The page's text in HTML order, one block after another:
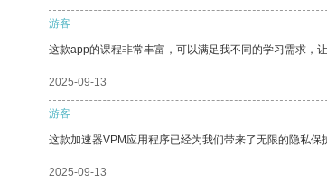
游客
这款app的课程非常丰富，可以满足我不同的学习需求，
2025-09-13
游客
这款加速器VPM应用程序已经为我们带来了无限的隐私保
2025-09-13